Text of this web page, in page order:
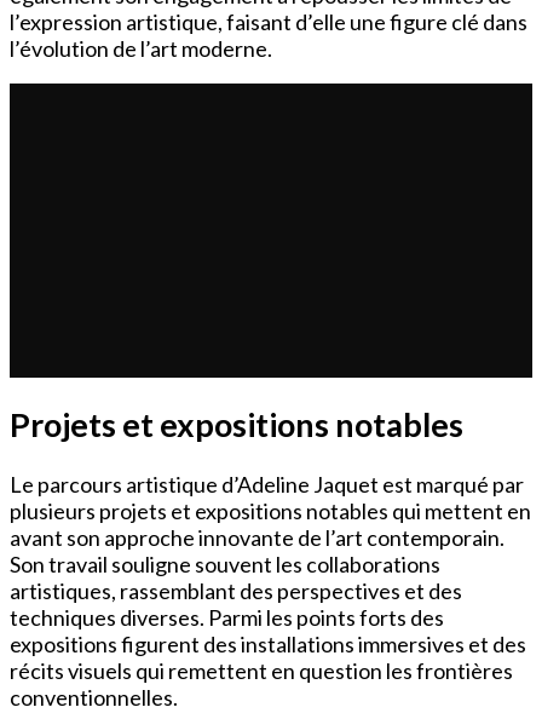
l’expression artistique, faisant d’elle une figure clé dans
l’évolution de l’art moderne.
Projets et expositions notables
Le parcours artistique d’Adeline Jaquet est marqué par
plusieurs projets et expositions notables qui mettent en
avant son approche innovante de l’art contemporain.
Son travail souligne souvent les collaborations
artistiques, rassemblant des perspectives et des
techniques diverses. Parmi les points forts des
expositions figurent des installations immersives et des
récits visuels qui remettent en question les frontières
conventionnelles.